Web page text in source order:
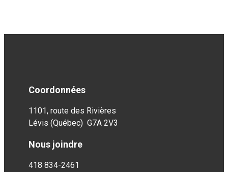
Coordonnées
1101, route des Rivières
Lévis (Québec) G7A 2V3
Nous joindre
418 834-2461